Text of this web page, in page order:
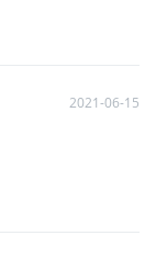
2021-06-15